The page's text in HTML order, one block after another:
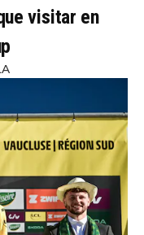
visitar en